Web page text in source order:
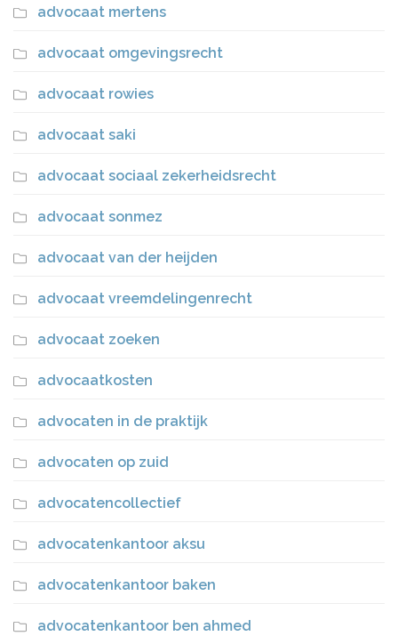
advocaat mertens
advocaat omgevingsrecht
advocaat rowies
advocaat saki
advocaat sociaal zekerheidsrecht
advocaat sonmez
advocaat van der heijden
advocaat vreemdelingenrecht
advocaat zoeken
advocaatkosten
advocaten in de praktijk
advocaten op zuid
advocatencollectief
advocatenkantoor aksu
advocatenkantoor baken
advocatenkantoor ben ahmed